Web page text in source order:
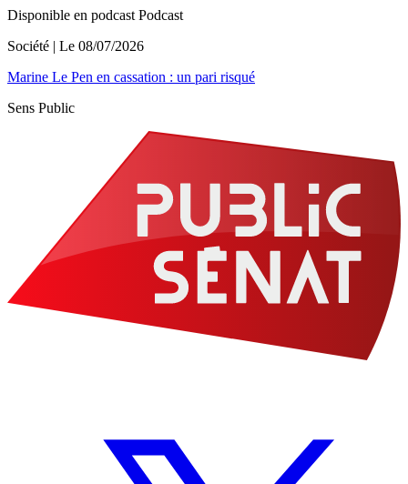
Disponible en podcast Podcast
Société | Le 08/07/2026
Marine Le Pen en cassation : un pari risqué
Sens Public